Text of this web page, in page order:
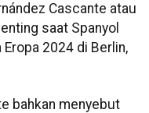
Cascante atau
saat Spanyol
2024 di Berlin,
bahkan menyebut